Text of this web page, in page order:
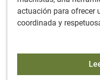
actuación para ofrecer
coordinada y